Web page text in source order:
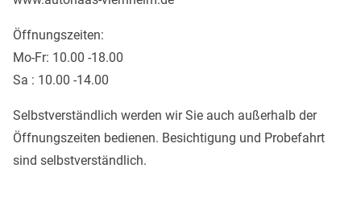
Öffnungszeiten:
Mo-Fr: 10.00 -18.00
Sa : 10.00 -14.00
Selbstverständlich werden wir Sie auch außerhalb der
Öffnungszeiten bedienen. Besichtigung und Probefahrt
sind selbstverständlich.